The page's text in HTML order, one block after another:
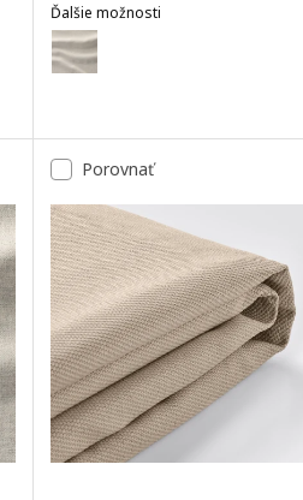
Gunnared stredne sivá
Ďalšie možnosti
VIMLE
Voliteľné: VIMLE, Poťah na
Porovnať